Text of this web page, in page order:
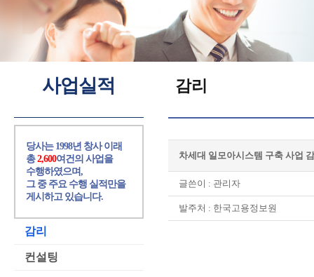
감리
차세대 일모아시스템 구축 사업
글쓴이 : 관리자
발주처 : 한국고용정보원
사업실적
당사는 1998년 창사 이래
총2,600여건의 사업을
수행하였으며,
그 중 주요 수행 실적만을
게시하고 있습니다.
감리
컨설팅